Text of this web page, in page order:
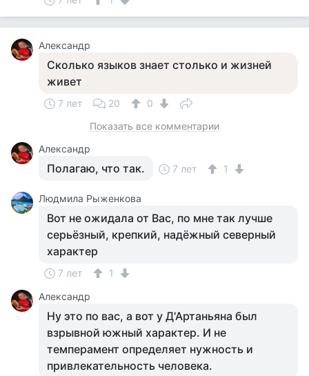
Александр
Сколько языков знает столько и жизней
живет
7 лет 20
0
Показать все комментарии
Александр
Полагаю, что так. 7 лет 1
Людмила Рыженкова
Вот не ожидала от Вас, по мне так лучше
серьёзный, крепкий, надёжный северный
характер
7 лет
1
Александр
Ну это по вас, а вот у Д'Артаньяна был
взрывной южный характер. И не
темперамент определяет нужность и
привлекательность человека.